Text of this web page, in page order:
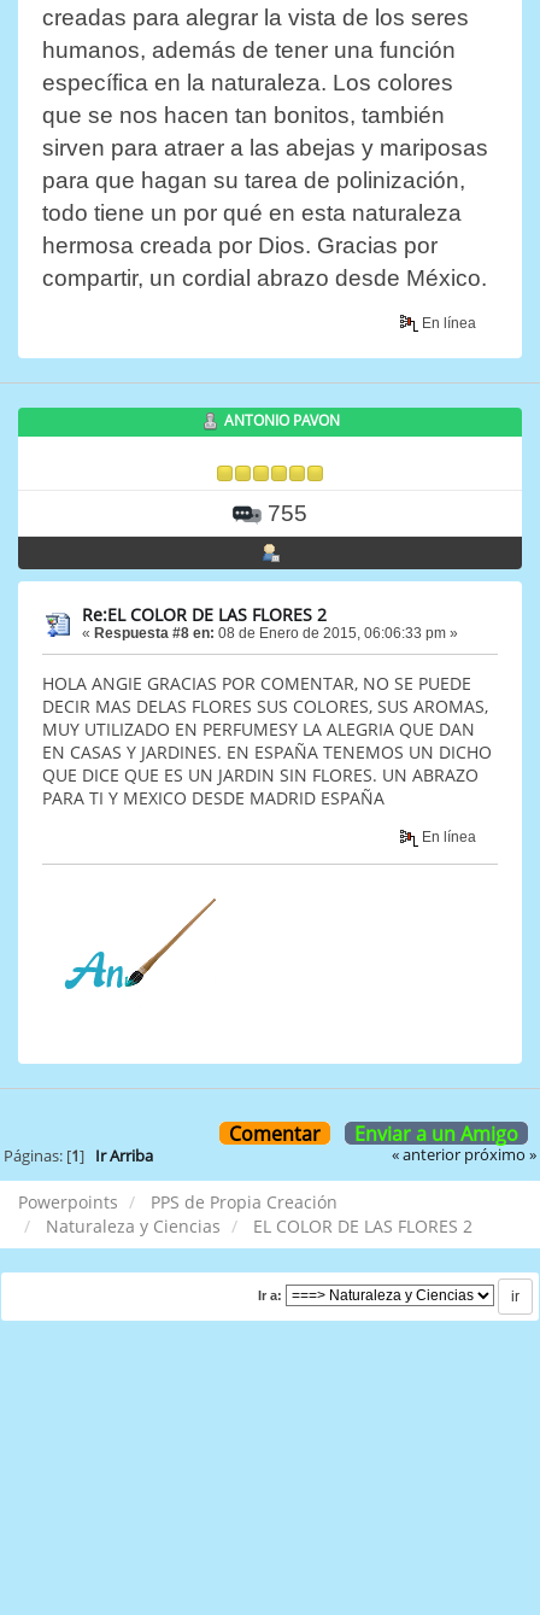
creadas para alegrar la vista de los seres
humanos, además de tener una función
específica en la naturaleza. Los colores
que se nos hacen tan bonitos, también
sirven para atraer a las abejas y mariposas
para que hagan su tarea de polinización,
todo tiene un por qué en esta naturaleza
hermosa creada por Dios. Gracias por
compartir, un cordial abrazo desde México.
En línea
ANTONIO PAVON
755
Re:EL COLOR DE LAS FLORES 2
« Respuesta #8 en: 08 de Enero de 2015, 06:06:33 pm »
HOLA ANGIE GRACIAS POR COMENTAR, NO SE PUEDE
DECIR MAS DELAS FLORES SUS COLORES, SUS AROMAS,
MUY UTILIZADO EN PERFUMESY LA ALEGRIA QUE DAN
EN CASAS Y JARDINES. EN ESPAÑA TENEMOS UN DICHO
QUE DICE QUE ES UN JARDIN SIN FLORES. UN ABRAZO
PARA TI Y MEXICO DESDE MADRID ESPAÑA
En línea
Comentar Enviar a un Amigo
Páginas: [1] Ir Arriba « anterior próximo »
Powerpoints
PPS de Propia Creación
Naturaleza y Ciencias
EL COLOR DE LAS FLORES 2
Ir a: